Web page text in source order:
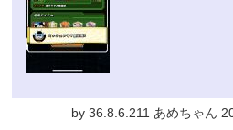
by 36.8.6.211 あめちゃん